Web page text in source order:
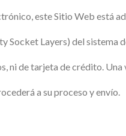
este Sitio Web está
Socket Layers) del
ni de tarjeta de crédito.
a su proceso y envío.